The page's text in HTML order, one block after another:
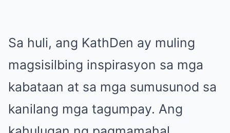
Sa huli, ang KathDen ay muling
magsisilbing inspirasyon sa mga
kabataan at sa mga sumusunod sa
kanilang mga tagumpay. Ang